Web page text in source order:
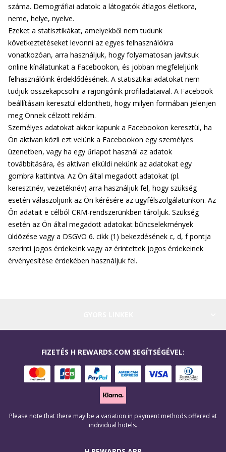
száma. Demográfiai adatok: a látogatók átlagos életkora,
neme, helye, nyelve.
Ezeket a statisztikákat, amelyekből nem tudunk
következtetéseket levonni az egyes felhasználókra
vonatkozóan, arra használjuk, hogy folyamatosan javítsuk
online kínálatunkat a Facebookon, és jobban megfeleljünk
felhasználóink érdeklődésének. A statisztikai adatokat nem
tudjuk összekapcsolni a rajongóink profiladataival. A Facebook
beállításain keresztül eldöntheti, hogy milyen formában jelenjen
meg Önnek célzott reklám.
Személyes adatokat akkor kapunk a Facebookon keresztül, ha
Ön aktívan közli ezt velünk a Facebookon egy személyes
üzenetben, vagy ha egy űrlapot használ az adatok
továbbítására, és aktívan elküldi nekünk az adatokat egy
gombra kattintva. Az Ön által megadott adatokat (pl.
keresztnév, vezetéknév) arra használjuk fel, hogy szükség
esetén válaszoljunk az Ön kérésére az ügyfélszolgálatunkon. Az
Ön adatait e célból CRM-rendszerünkben tároljuk. Szükség
esetén az Ön által megadott adatokat bűncselekmények
üldözése vagy a DSGVO 6. cikk (1) bekezdésének c, d, f pontja
szerinti jogos érdekeink vagy az érintettek jogos érdekeinek
érvényesítése érdekében használjuk fel.
FIZETÉS H REWARDS.COM SEGÍTSÉGÉVEL:
Please note that there may be a variation in payment methods offered at
individual hotels.